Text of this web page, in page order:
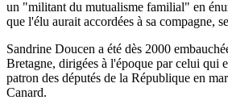
un "militant du mutualisme familial" en
que l'élu aurait accordées à sa compagne,
Sandrine Doucen a été dès 2000
Bretagne, dirigées à l'époque par celui qui
patron des députés de la République en
Canard.